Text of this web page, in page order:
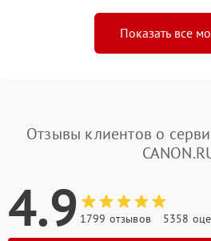
Показать все
Отзывы клиентов о
4.9 1799 отзывов 5358